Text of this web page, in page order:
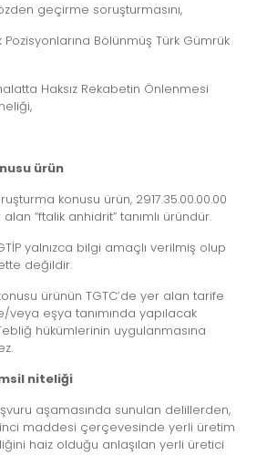
geçirme soruşturmasını,
Pozisyonlarına Bölünmüş Türk Gümrük
Haksız Rekabetin Önlenmesi
ürün
konusu ürün, 2917.35.00.00.00
alan “ftalik anhidrit” tanımlı üründür.
yalnızca bilgi amaçlı verilmiş olup
değildir.
ürünün TGTC’de yer alan tarife
veya eşya tanımında yapılacak
hükümlerinin uygulanmasına
niteliği
aşamasında sunulan delillerden,
maddesi çerçevesinde yerli üretim
haiz olduğu anlaşılan yerli üretici